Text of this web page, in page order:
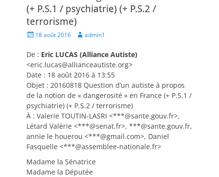
(+ P.S.1 / psychiatrie) (+ P.S.2 /
terrorisme)
Posted18 août 2016 Author
admin1
De : Eric LUCAS (Alliance Autiste)
<eric.lucas@allianceautiste.org>
Date : 18 août 2016 à 13:55
Objet : 20160818 Question d’un autiste à propos
de la notion de « dangerosité » en France (+ P.S.1 /
psychiatrie) (+ P.S.2 / terrorisme)
À : Valerie TOUTIN-LASRI <***@sante.gouv.fr>,
Létard Valérie <***@senat.fr>, ***@sante.gouv.fr,
annie le houerou <***@gmail.com>, Daniel
Fasquelle <***@assemblee-nationale.fr>
Madame la Sénatrice
Madame la Députée